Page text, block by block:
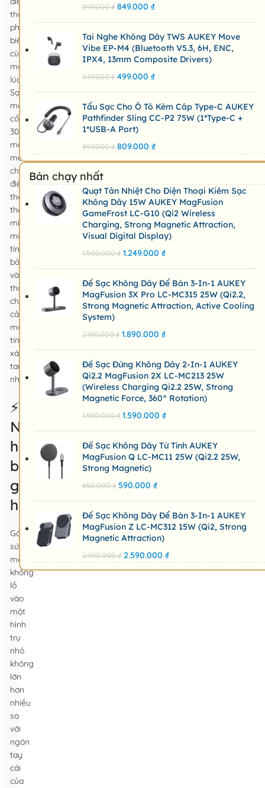
thoại
phổ
biến
cùng
một
lúc.
Sạc
một
cổng
30W
mạnh
mẽ
cho
điện
thoại
thông
minh,
máy
tính
bảng
và
thậm
chí
cả
máy
tính
xách
tay
nhỏ.
⚡️
Nhỏ
hơn
bao
giờ
hết
Gói
sức
mạnh
khổng
lồ
vào
một
hình
trụ
nhỏ
không
lớn
hơn
nhiều
so
với
ngón
tay
cái
của
899.000₫ 849.000 ₫
Tai Nghe Không Dây TWS AUKEY Move
Vibe EP-M4 (Bluetooth V5.3, 6H, ENC,
IPX4, 13mm Composite Drivers)
549.000₫ 499.000 ₫
Tẩu Sạc Cho Ô Tô Kèm Cáp Type-C AUKEY
Pathfinder Sling CC-P2 75W (1*Type-C +
1*USB-A Port)
899.000₫ 809.000 ₫
Bán chạy nhất
Quạt Tản Nhiệt Cho Điện Thoại Kiêm Sạc
Không Dây 15W AUKEY MagFusion
GameFrost LC-G10 (Qi2 Wireless
Charging, Strong Magnetic Attraction,
Visual Digital Display)
1.500.000₫ 1.249.000 ₫
Đế Sạc Không Dây Để Bàn 3-In-1 AUKEY
MagFusion 3X Pro LC-MC315 25W (Qi2.2,
Strong Magnetic Attraction, Active Cooling
System)
2.190.000₫ 1.890.000 ₫
Đế Sạc Đứng Không Dây 2-In-1 AUKEY
Qi2.2 MagFusion 2X LC-MC213 25W
(Wireless Charging Qi2.2 25W, Strong
Magnetic Force, 360° Rotation)
1.990.000₫ 1.590.000 ₫
Đế Sạc Không Dây Từ Tính AUKEY
MagFusion Q LC-MC11 25W (Qi2.2 25W,
Strong Magnetic)
650.000₫ 590.000 ₫
Đế Sạc Không Dây Để Bàn 3-In-1 AUKEY
MagFusion Z LC-MC312 15W (Qi2, Strong
Magnetic Attraction)
2.990.000₫ 2.590.000 ₫